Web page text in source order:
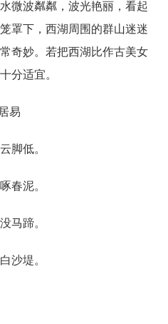
微波粼粼，波光艳丽，看起
罩下，西湖周围的群山迷迷
奇妙。若把西湖比作古美女
分适宜。
易
脚低。
春泥。
马蹄。
沙堤。